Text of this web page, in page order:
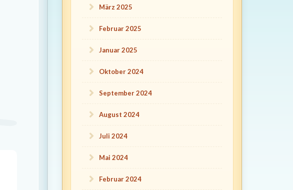
März 2025
Februar 2025
Januar 2025
Oktober 2024
September 2024
August 2024
Juli 2024
Mai 2024
Februar 2024